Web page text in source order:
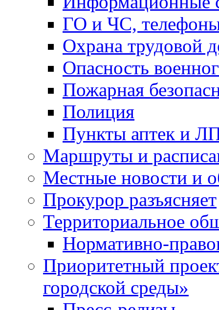
ГО и ЧС,
Охрана трудовой
Опасность
Пожарная
Полиция
Пункты аптек и
Маршруты и
Местные новости и
Прокурор разъясняет
Территориальное
Нормативно-
Приоритетный
городской среды»